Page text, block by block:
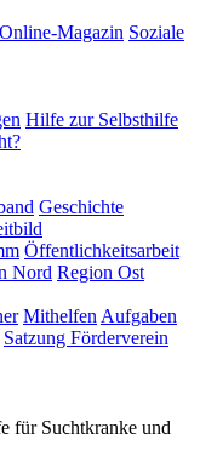
Magazin Soziale
Hilfe zur Selbsthilfe
Geschichte
Öffentlichkeitsarbeit
Nord Region Ost
Mithelfen Aufgaben
Satzung Förderverein
für Suchtkranke und